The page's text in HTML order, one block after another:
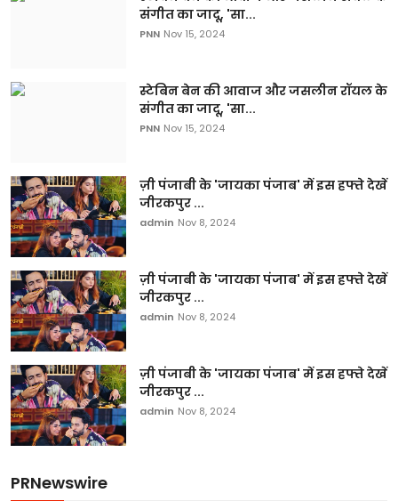
संगीत का जादू, 'सा...
PNN Nov 15, 2024
स्टेबिन बेन की आवाज और जसलीन रॉयल के
संगीत का जादू, 'सा...
PNN Nov 15, 2024
ज़ी पंजाबी के 'जायका पंजाब' में इस हफ्ते देखें
जीरकपुर ...
admin Nov 8, 2024
ज़ी पंजाबी के 'जायका पंजाब' में इस हफ्ते देखें
जीरकपुर ...
admin Nov 8, 2024
ज़ी पंजाबी के 'जायका पंजाब' में इस हफ्ते देखें
जीरकपुर ...
admin Nov 8, 2024
PRNewswire